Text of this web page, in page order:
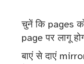
चुनें कि pages
page पर लागू
बाएं से दाएं